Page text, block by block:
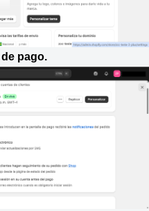
pago.